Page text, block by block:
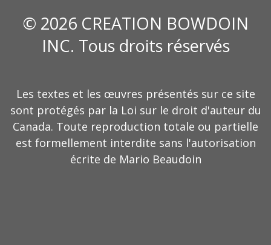
© 2026 CREATION BOWDOIN
INC. Tous droits réservés
Les textes et les œuvres présentés sur ce site
sont protégés par la Loi sur le droit d'auteur du
Canada. Toute reproduction totale ou partielle
est formellement interdite sans l'autorisation
écrite de Mario Beaudoin